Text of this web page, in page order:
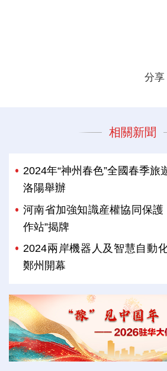
分享
相關新聞
2024年“神州春色”全國春季旅
洛陽舉辦
河南省加強知識産權協同保護
作站”揭牌
2024兩岸機器人及智慧自動
鄭州開幕